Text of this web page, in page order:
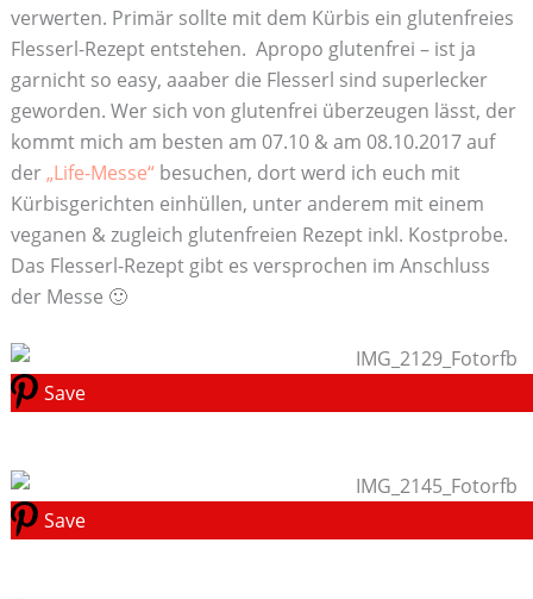
verwerten. Primär sollte mit dem Kürbis ein glutenfreies
Flesserl-Rezept entstehen. Apropo glutenfrei – ist ja
garnicht so easy, aaaber die Flesserl sind superlecker
geworden. Wer sich von glutenfrei überzeugen lässt, der
kommt mich am besten am 07.10 & am 08.10.2017 auf
der„Life-Messe“besuchen, dort werd ich euch mit
Kürbisgerichten einhüllen, unter anderem mit einem
veganen & zugleich glutenfreien Rezept inkl. Kostprobe.
Das Flesserl-Rezept gibt es versprochen im Anschluss
der Messe 🙂
Save
Save